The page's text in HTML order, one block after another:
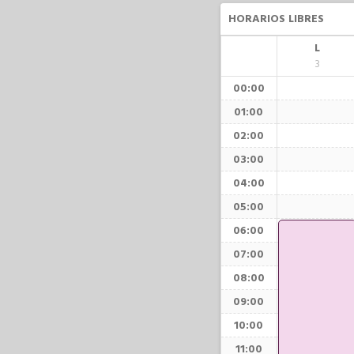
HORARIOS LIBRES
L
3
00:00
01:00
02:00
03:00
04:00
05:00
06:00
07:00
08:00
09:00
10:00
11:00